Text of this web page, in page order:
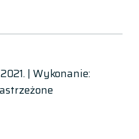
| Wykonanie: